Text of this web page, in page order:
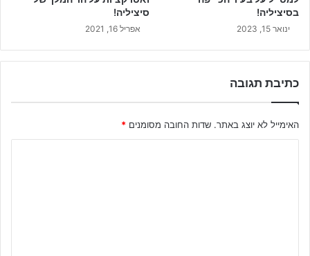
בסיציליה!
ינואר 15, 2023
סיציליה!
אפריל 16, 2021
כתיבת תגובה
האימייל לא יוצג באתר. שדות החובה מסומנים *